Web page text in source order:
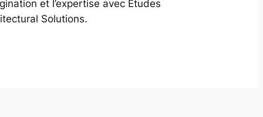
et l’expertise avec Études
Solutions.